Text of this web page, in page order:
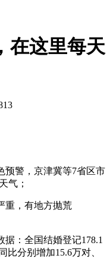
在这里每天
预警，京津冀等7省区市
气；
重，有地方抛荒
：全国结婚登记178.1
比分别增加15.6万对、